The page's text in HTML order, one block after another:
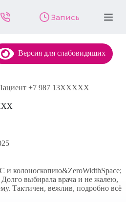
Запись
Версия для слабовидящих
+7 987 13XXXXX
и колоноскопию&ZeroWidthSpace;
выбирала врача и не жалею,
Тактичен, вежлив, подробно всё